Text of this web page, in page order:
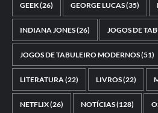
GEEK(26) GEORGE LUCAS(35)
INDIANA JONES(26) JOGOS DE
JOGOS DE TABULEIRO MODERNOS(51)
LITERATURA(22) LIVROS(22)
NETFLIX(26) NOTÍCIAS(128)